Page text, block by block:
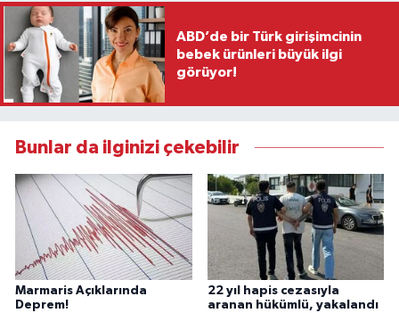
ABD’de bir Türk girişimcinin
bebek ürünleri büyük ilgi
görüyor!
Bunlar da ilginizi çekebilir
Marmaris Açıklarında
Deprem!
22 yıl hapis cezasıyla
aranan hükümlü, yakalandı